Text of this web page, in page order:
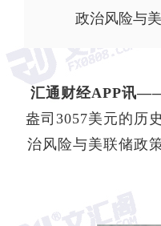
政治风险与
汇通财经APP讯
盎司3057美元的历
治风险与美联储政